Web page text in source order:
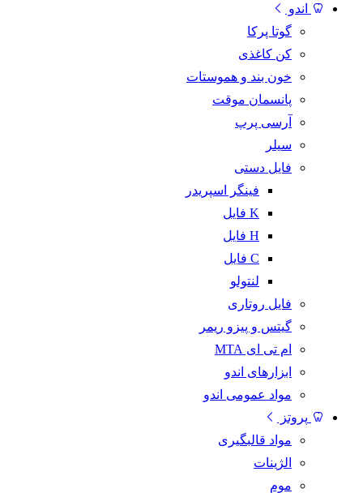
اندو
گوتا پرکا
کن کاغذی
خون بند و هموستات
پانسمان موقت
آرسی پرپ
سیلر
فایل دستی
فینگر اسپریدر
K فایل
H فایل
C فایل
لنتولو
فایل روتاری
گیتس و پیزو ریمر
ام تی ای MTA
ابزارهای اندو
مواد عمومی اندو
پروتز
مواد قالبگیری
الژینات
موم